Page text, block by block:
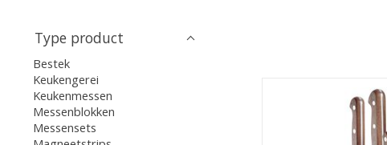
Type product
Bestek
Keukengerei
Keukenmessen
Messenblokken
Messensets